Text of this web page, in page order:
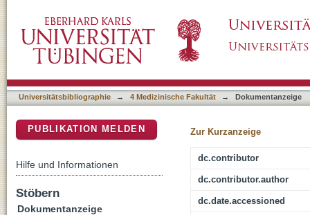
Universitätsbibliographie → 4 Medizinische Fakultät → Dokumentanzeige
Zur Kurzanzeige
dc.contributor
dc.contributor.author
dc.date.accessioned
PUBLIKATION MELDEN
Hilfe und Informationen
Stöbern
Dokumentanzeige